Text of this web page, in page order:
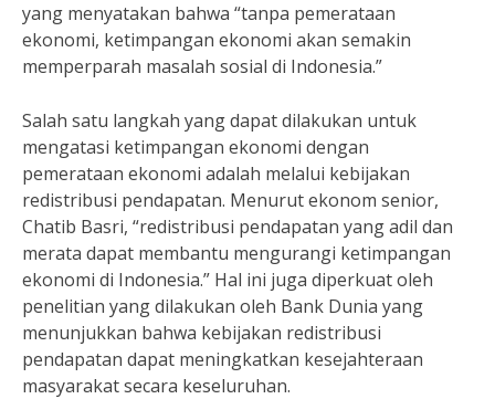
yang menyatakan bahwa “tanpa pemerataan
ekonomi, ketimpangan ekonomi akan semakin
memperparah masalah sosial di Indonesia.”
Salah satu langkah yang dapat dilakukan untuk
mengatasi ketimpangan ekonomi dengan
pemerataan ekonomi adalah melalui kebijakan
redistribusi pendapatan. Menurut ekonom senior,
Chatib Basri, “redistribusi pendapatan yang adil dan
merata dapat membantu mengurangi ketimpangan
ekonomi di Indonesia.” Hal ini juga diperkuat oleh
penelitian yang dilakukan oleh Bank Dunia yang
menunjukkan bahwa kebijakan redistribusi
pendapatan dapat meningkatkan kesejahteraan
masyarakat secara keseluruhan.